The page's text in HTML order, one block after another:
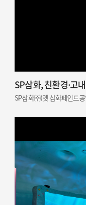
SP삼화, 친환경·고
SP삼화㈜(옛 삼화페인트